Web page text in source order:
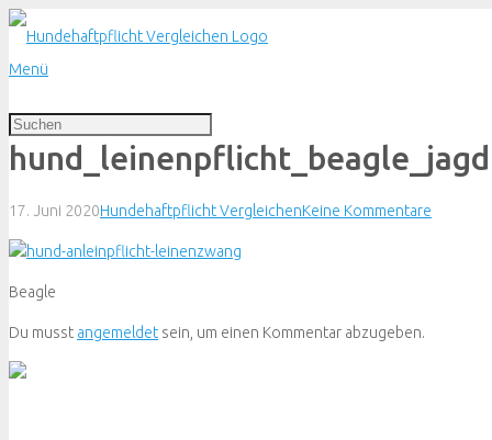
Menü
17. Juni 2020Hundehaftpflicht VergleichenKeine Kommentare
Beagle
Du musst angemeldet sein, um einen Kommentar abzugeben.